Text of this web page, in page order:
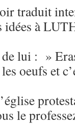
traduit
idées à
lui : »
oeufs et
le